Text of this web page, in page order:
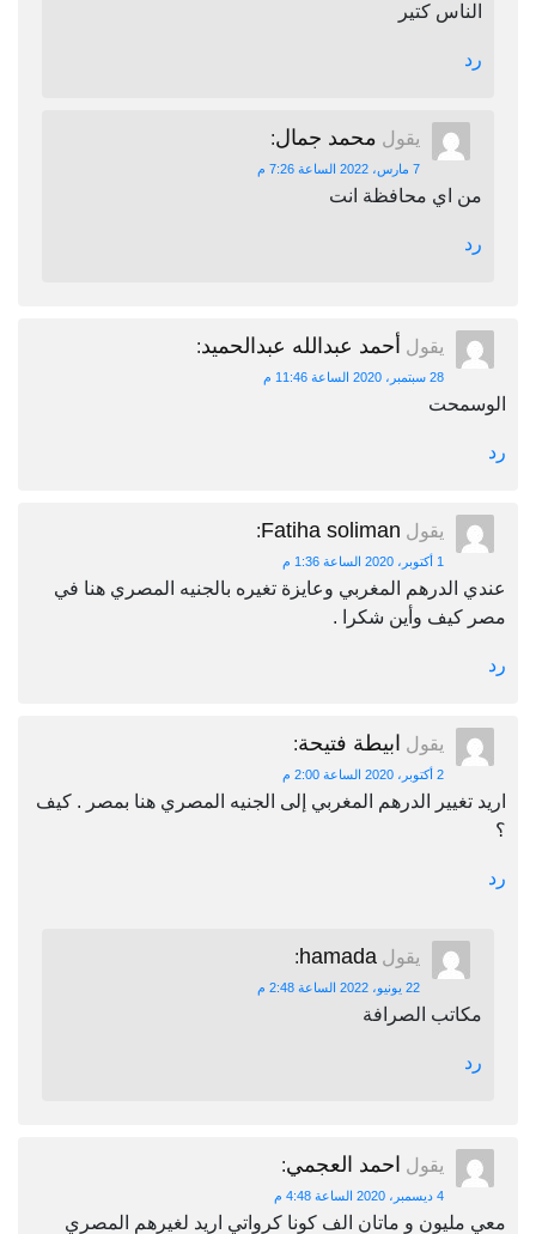
الناس كتير
رد
يقول محمد جمال:
7 مارس، 2022 الساعة 7:26 م
من اي محافظة انت
رد
يقول أحمد عبدالله عبدالحميد:
28 سبتمبر، 2020 الساعة 11:46 م
الوسمحت
رد
يقول Fatiha soliman
:
1 أكتوبر، 2020 الساعة 1:36 م
عندي الدرهم المغربي وعايزة تغيره بالجنيه المصري هنا في
مصر كيف وأين شكرا .
رد
يقول ابيطة فتيحة:
2 أكتوبر، 2020 الساعة 2:00 م
اريد تغيير الدرهم المغربي إلى الجنيه المصري هنا بمصر . كيف
؟
رد
يقول hamada
:
22 يونيو، 2022 الساعة 2:48 م
مكاتب الصرافة
رد
يقول احمد العجمي:
4 ديسمبر، 2020 الساعة 4:48 م
معي مليون و ماتان الف كونا كرواتي اريد لغيرهم المصري